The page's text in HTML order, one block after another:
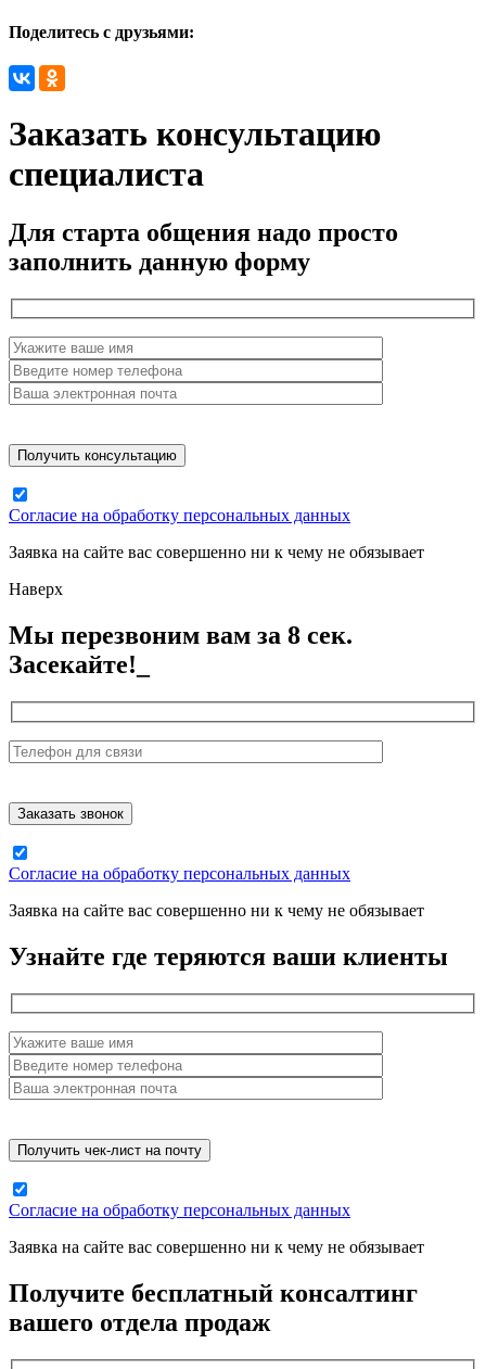
Поделитесь с друзьями:
Заказать консультацию
специалиста
Для старта общения надо просто
заполнить данную форму
Согласие на обработку персональных данных
Заявка на сайте вас совершенно ни к чему не обязывает
Наверх
Мы перезвоним вам за 8 сек.
Засекайте!_
Согласие на обработку персональных данных
Заявка на сайте вас совершенно ни к чему не обязывает
Узнайте где теряются ваши клиенты
Согласие на обработку персональных данных
Заявка на сайте вас совершенно ни к чему не обязывает
Получите бесплатный консалтинг
вашего отдела продаж